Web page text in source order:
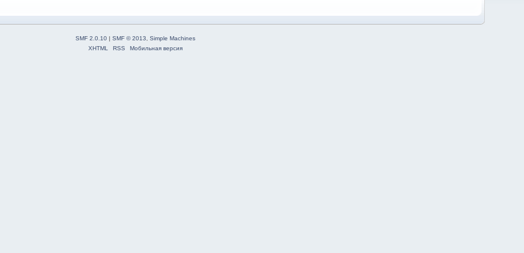
SMF 2.0.10 | SMF © 2013
Simple Machines
XHTML
RSS Мобильная версия